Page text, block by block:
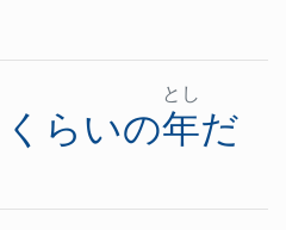
らいの
とし
年だ